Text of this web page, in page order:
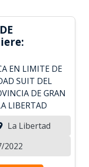
EN LIMITE DE
SUIT DEL
DE GRAN
LIBERTAD
La Libertad
2022